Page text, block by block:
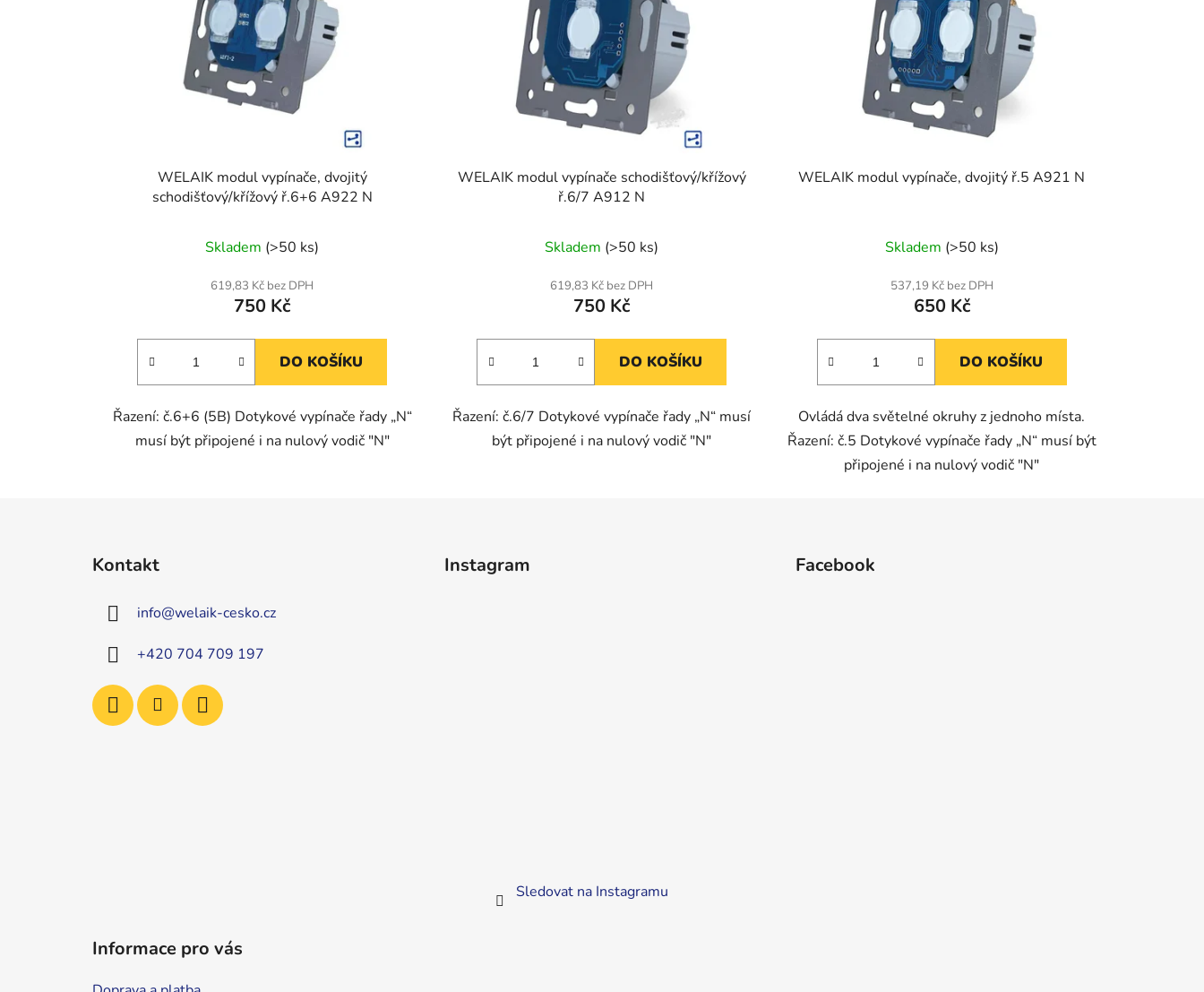
WELAIK modul vypínače, dvojitý
schodišťový/křížový ř.6+6 A922 N
Skladem (>50 ks)
619,83 Kč bez DPH
750 Kč
DO KOŠÍKU
Řazení: č.6+6 (5B) Dotykové vypínače řady „N“
musí být připojené i na nulový vodič "N"
WELAIK modul vypínače schodišťový/křížový
ř.6/7 A912 N
Skladem (>50 ks)
619,83 Kč bez DPH
750 Kč
DO KOŠÍKU
Řazení: č.6/7 Dotykové vypínače řady „N“ musí
být připojené i na nulový vodič "N"
WELAIK modul vypínače, dvojitý ř.5 A921 N
Skladem (>50 ks)
537,19 Kč bez DPH
650 Kč
DO KOŠÍKU
Ovládá dva světelné okruhy z jednoho místa.
Řazení: č.5 Dotykové vypínače řady „N“ musí být
připojené i na nulový vodič "N"
Kontakt
info@welaik-cesko.cz
+420 704 709 197
Instagram
Sledovat na Instagramu
Facebook
Informace pro vás